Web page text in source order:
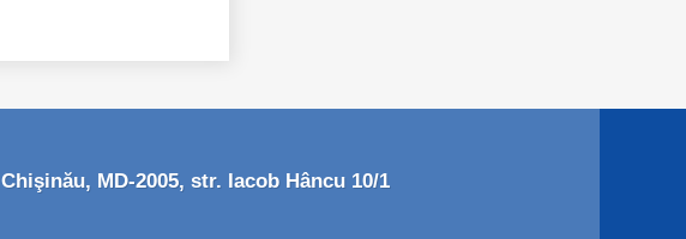
Chişinău, MD-2005, str. Iacob Hâncu 10/1